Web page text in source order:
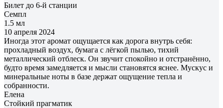
Билет до 6-й станции
Семпл
1.5 мл
10 апреля 2024
Иногда этот аромат ощущается как дорога внутрь себя:
прохладный воздух, бумага с лёгкой пылью, тихий
металлический отблеск. Он звучит спокойно и отстранённо,
будто время замедляется и мысли становятся яснее. Мускус и
минеральные ноты в базе держат ощущение тепла и
собранности.
Елена
Cтойкий прагматик